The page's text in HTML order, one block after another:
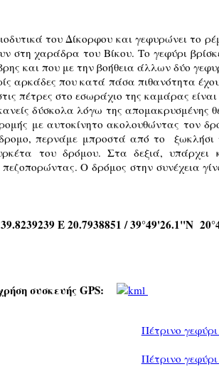
του Δίκορφου και γεφυρώνει το
στη χαράδρα του Βίκου. Το γεφύρι
και που με την βοήθεια άλλων δύο
αρκάδες που κατά πάσα πιθανότητα
πέτρες στο εσωράχιο της καμάρας
δύσκολα λόγω της απομακρυσμένης
με αυτοκίνητο ακολουθώντας τον
περνάμε μπροστά από το
του δρόμου. Στα δεξιά, υπάρχει
Ο δρόμος στην συνέχεια
Ε 20.7938851 / 39°49'26.1"N
συσκευής GPS:
Πέτρινο
Πέτρινο